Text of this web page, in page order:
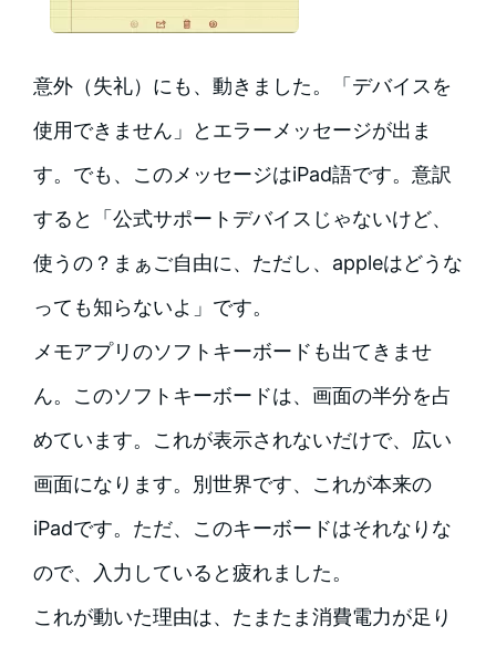
意外（失礼）にも、動きました。「デバイスを
使用できません」とエラーメッセージが出ま
す。でも、このメッセージはiPad語です。意訳
すると「公式サポートデバイスじゃないけど、
使うの？まぁご自由に、ただし、appleはどうな
っても知らないよ」です。
メモアプリのソフトキーボードも出てきませ
ん。このソフトキーボードは、画面の半分を占
めています。これが表示されないだけで、広い
画面になります。別世界です、これが本来の
iPadです。ただ、このキーボードはそれなりな
ので、入力していると疲れました。
これが動いた理由は、たまたま消費電力が足り